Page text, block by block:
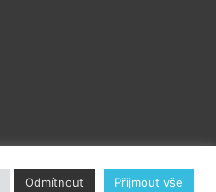
Odmítnout Přijmout vše